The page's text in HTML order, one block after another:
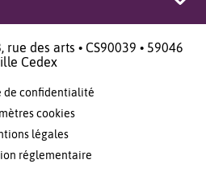
rue des arts • CS90039 • 59046
Cedex
de confidentialité
cookies
légales
réglementaire